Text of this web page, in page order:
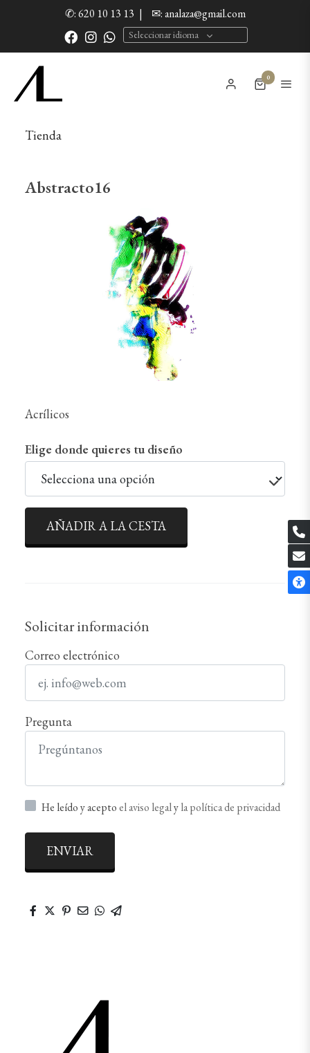
✆: 620 10 13 13 | ✉: analaza@gmail.com
Seleccionar idioma
0
Tienda
Abstracto16
Acrílicos
Elige donde quieres tu diseño
AÑADIR A LA CESTA
Solicitar información
Correo electrónico
Pregunta
He leído y aceptoel aviso legalyla política de privacidad
ENVIAR